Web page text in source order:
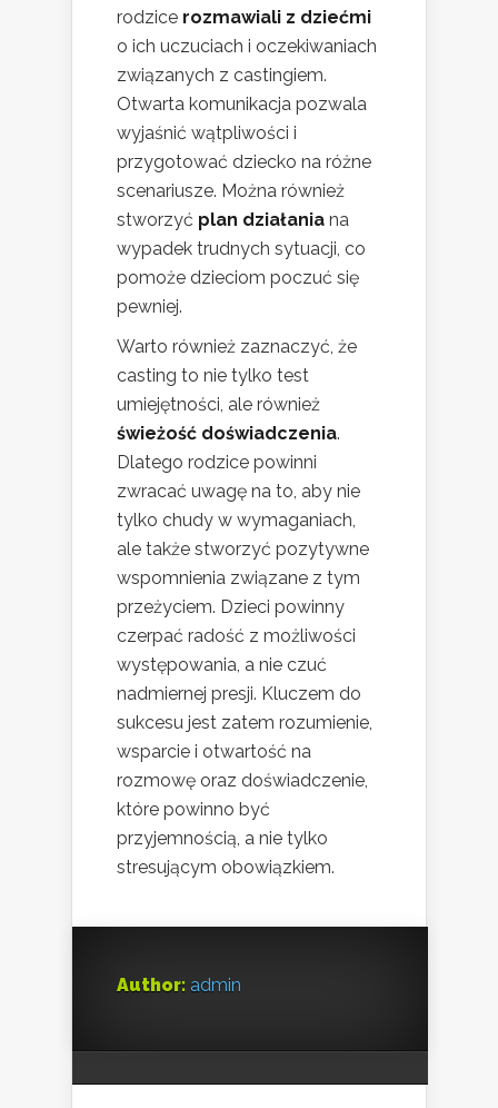
rodzice rozmawiali z dziećmi
o ich uczuciach i oczekiwaniach
związanych z castingiem.
Otwarta komunikacja pozwala
wyjaśnić wątpliwości i
przygotować dziecko na różne
scenariusze. Można również
stworzyć plan działania na
wypadek trudnych sytuacji, co
pomoże dzieciom poczuć się
pewniej.
Warto również zaznaczyć, że
casting to nie tylko test
umiejętności, ale również
świeżość doświadczenia.
Dlatego rodzice powinni
zwracać uwagę na to, aby nie
tylko chudy w wymaganiach,
ale także stworzyć pozytywne
wspomnienia związane z tym
przeżyciem. Dzieci powinny
czerpać radość z możliwości
występowania, a nie czuć
nadmiernej presji. Kluczem do
sukcesu jest zatem rozumienie,
wsparcie i otwartość na
rozmowę oraz doświadczenie,
które powinno być
przyjemnością, a nie tylko
stresującym obowiązkiem.
Author: admin